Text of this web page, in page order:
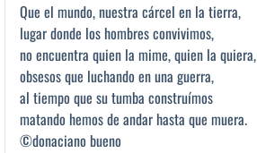
Que el mundo, nuestra cárcel en la tierra,
lugar donde los hombres convivimos,
no encuentra quien la mime, quien la quiera,
obsesos que luchando en una guerra,
al tiempo que su tumba construímos
matando hemos de andar hasta que muera.
©donaciano bueno